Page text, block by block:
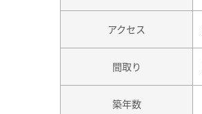
アクセス
間取り
築年数